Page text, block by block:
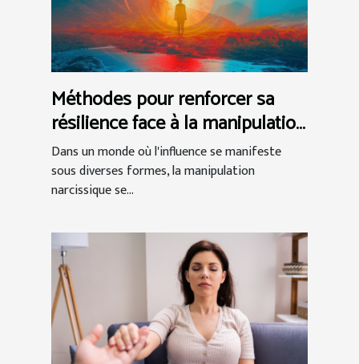
Méthodes pour renforcer sa
résilience face à la manipulation
narcissique
Dans un monde où l'influence se manifeste
sous diverses formes, la manipulation
narcissique se...